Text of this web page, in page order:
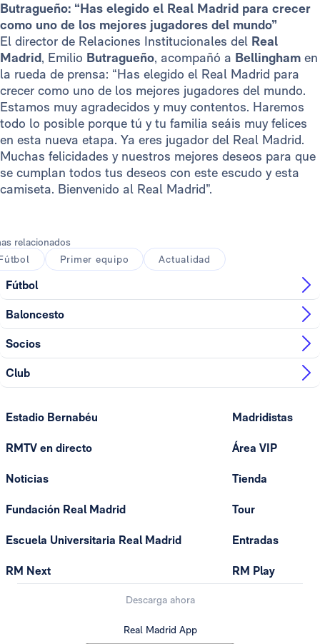
Butragueño: “Has elegido el Real Madrid para crecer
como uno de los mejores jugadores del mundo”
El director de Relaciones Institucionales del Real
Madrid, Emilio Butragueño, acompañó a Bellingham en
la rueda de prensa: “Has elegido el Real Madrid para
crecer como uno de los mejores jugadores del mundo.
Estamos muy agradecidos y muy contentos. Haremos
todo lo posible porque tú y tu familia seáis muy felices
en esta nueva etapa. Ya eres jugador del Real Madrid.
Muchas felicidades y nuestros mejores deseos para que
se cumplan todos tus deseos con este escudo y esta
camiseta. Bienvenido al Real Madrid”.
relacionados
Primer equipo Actualidad
Fútbol
Baloncesto
Socios
Club
Estadio Bernabéu
RMTV en directo
Noticias
Fundación Real Madrid
Escuela Universitaria Real Madrid
RM Next
Madridistas
Área VIP
Tienda
Tour
Entradas
RM Play
Descarga ahora
Real Madrid App